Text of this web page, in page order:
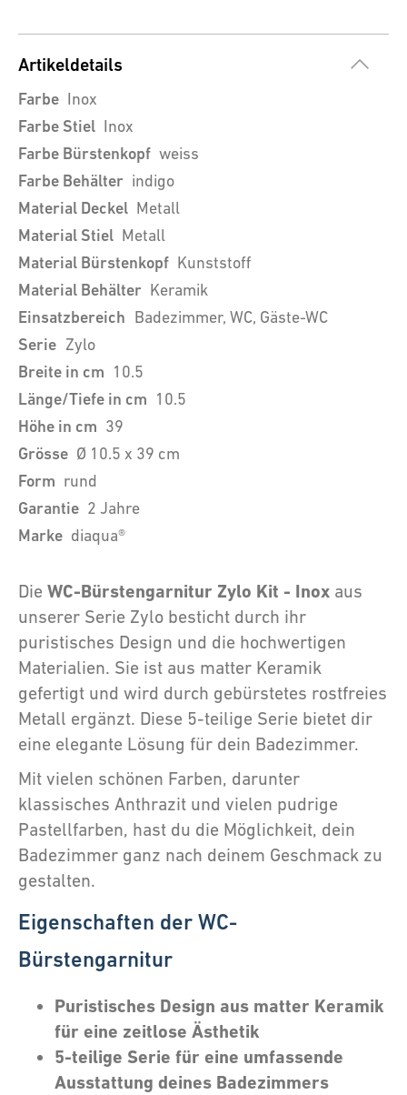
Artikeldetails
Farbe Inox
Farbe Stiel Inox
Farbe Bürstenkopf weiss
Farbe Behälter indigo
Material Deckel Metall
Material Stiel Metall
Material Bürstenkopf Kunststoff
Material Behälter Keramik
Einsatzbereich Badezimmer, WC, Gäste-WC
Serie Zylo
Breite in cm 10.5
Länge/Tiefe in cm 10.5
Höhe in cm 39
Grösse Ø 10.5 x 39 cm
Form rund
Garantie 2 Jahre
Marke diaqua®
Die WC-Bürstengarnitur Zylo Kit - Inox aus
unserer Serie Zylo besticht durch ihr
puristisches Design und die hochwertigen
Materialien. Sie ist aus matter Keramik
gefertigt und wird durch gebürstetes rostfreies
Metall ergänzt. Diese 5-teilige Serie bietet dir
eine elegante Lösung für dein Badezimmer.
Mit vielen schönen Farben, darunter
klassisches Anthrazit und vielen pudrige
Pastellfarben, hast du die Möglichkeit, dein
Badezimmer ganz nach deinem Geschmack zu
gestalten.
Eigenschaften der WC-
Bürstengarnitur
Puristisches Design aus matter Keramik
für eine zeitlose Ästhetik
5-teilige Serie für eine umfassende
Ausstattung deines Badezimmers